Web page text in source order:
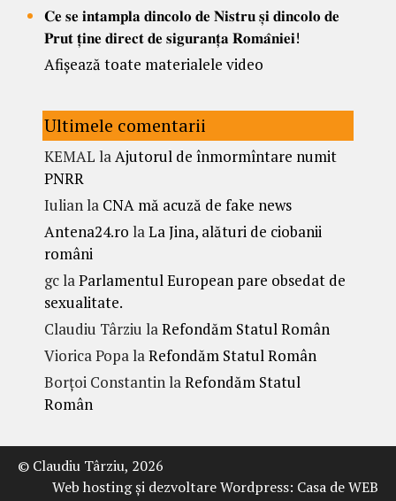
𝐂𝐞 𝐬𝐞 𝐢𝐧𝐭𝐚𝐦𝐩𝐥𝐚 𝐝𝐢𝐧𝐜𝐨𝐥𝐨 𝐝𝐞 𝐍𝐢𝐬𝐭𝐫𝐮 𝐬̦𝐢 𝐝𝐢𝐧𝐜𝐨𝐥𝐨 𝐝𝐞
𝐏𝐫𝐮𝐭 𝐭̦𝐢𝐧𝐞 𝐝𝐢𝐫𝐞𝐜𝐭 𝐝𝐞 𝐬𝐢𝐠𝐮𝐫𝐚𝐧𝐭̦𝐚 𝐑𝐨𝐦𝐚̂𝐧𝐢𝐞𝐢!
Afișează toate materialele video
Ultimele comentarii
KEMAL laAjutorul de înmormîntare numit
PNRR
Iulianla CNA mă acuză de fake news
Antena24.ro laLa Jina, alături de ciobanii
români
gclaParlamentul European pare obsedat de
sexualitate.
Claudiu Târziu laRefondăm Statul Român
Viorica PopalaRefondăm Statul Român
Borțoi ConstantinlaRefondăm Statul
Român
© Claudiu Târziu, 2026
Web hosting şi dezvoltare Wordpress: Casa de WEB